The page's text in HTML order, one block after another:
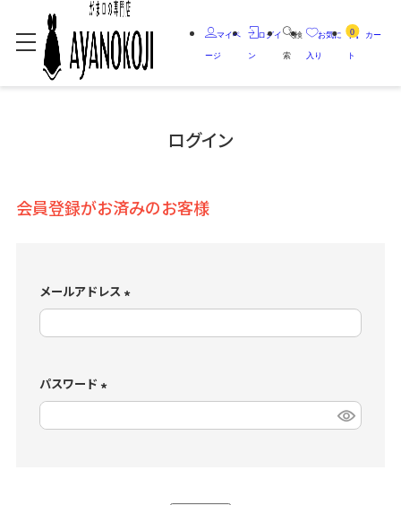
マイペ
ージ
ログイ
ン
検
索
お気に
入り
0 カー
ト
ログイン
会員登録がお済みのお客様
メールアドレス
必
パスワード
必